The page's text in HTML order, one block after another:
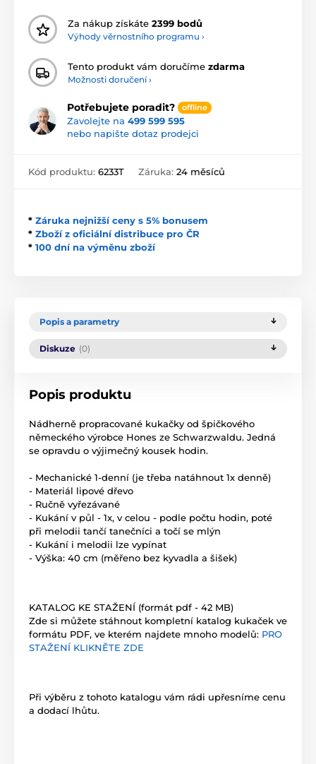
Za nákup získáte 2399 bodů
Výhody věrnostního programu ›
Tento produkt vám doručíme zdarma
Možnosti doručení ›
Potřebujete poradit? offline
Zavolejte na 499 599 595
nebo napište dotaz prodejci
Kód produktu: 6233T Záruka: 24 měsíců
* Záruka nejnižší ceny s 5% bonusem
* Zboží z oficiální distribuce pro ČR
* 100 dní na výměnu zboží
Popis a parametry
Diskuze (0)
Popis produktu
Nádherně propracované kukačky od špičkového
německého výrobce Hones ze Schwarzwaldu. Jedná
se opravdu o výjimečný kousek hodin.
- Mechanické 1-denní (je třeba natáhnout 1x denně)
- Materiál lipové dřevo
- Ručně vyřezávané
- Kukání v půl - 1x, v celou - podle počtu hodin, poté
při melodii tančí tanečníci a točí se mlýn
- Kukání i melodii lze vypínat
- Výška: 40 cm (měřeno bez kyvadla a šišek)
KATALOG KE STAŽENÍ (formát pdf - 42 MB)
Zde si můžete stáhnout kompletní katalog kukaček ve
formátu PDF, ve kterém najdete mnoho modelů: PRO
STAŽENÍ KLIKNĚTE ZDE
Při výběru z tohoto katalogu vám rádi upřesníme cenu
a dodací lhůtu.